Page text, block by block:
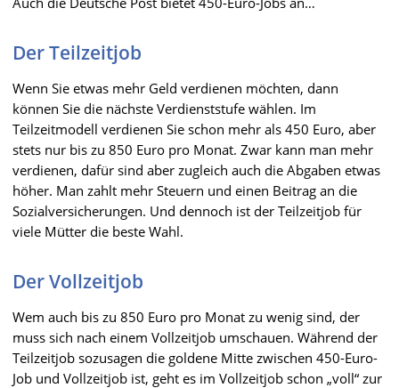
Der Teilzeitjob
Wenn Sie etwas mehr Geld verdienen möchten, dann
können Sie die nächste Verdienststufe wählen. Im
Teilzeitmodell verdienen Sie schon mehr als 450 Euro, aber
stets nur bis zu 850 Euro pro Monat. Zwar kann man mehr
verdienen, dafür sind aber zugleich auch die Abgaben etwas
höher. Man zahlt mehr Steuern und einen Beitrag an die
Sozialversicherungen. Und dennoch ist der Teilzeitjob für
viele Mütter die beste Wahl.
Der Vollzeitjob
Wem auch bis zu 850 Euro pro Monat zu wenig sind, der
muss sich nach einem Vollzeitjob umschauen. Während der
Teilzeitjob sozusagen die goldene Mitte zwischen 450-Euro-
Job und Vollzeitjob ist, geht es im Vollzeitjob schon „voll“ zur